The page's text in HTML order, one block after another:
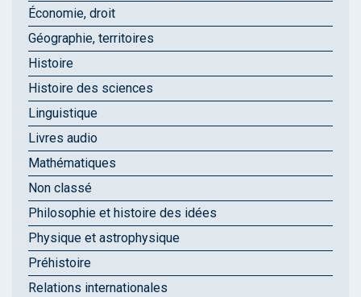
Économie, droit
Géographie, territoires
Histoire
Histoire des sciences
Linguistique
Livres audio
Mathématiques
Non classé
Philosophie et histoire des idées
Physique et astrophysique
Préhistoire
Relations internationales